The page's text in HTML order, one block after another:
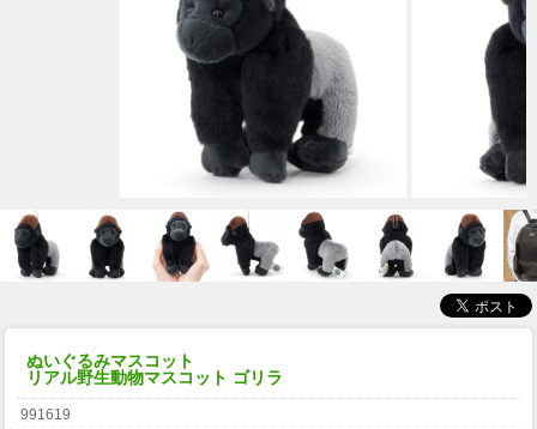
ぬいぐるみマスコット
リアル野生動物マスコット ゴリラ
991619